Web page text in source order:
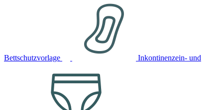
Bettschutzvorlage Inkontinenzein- und